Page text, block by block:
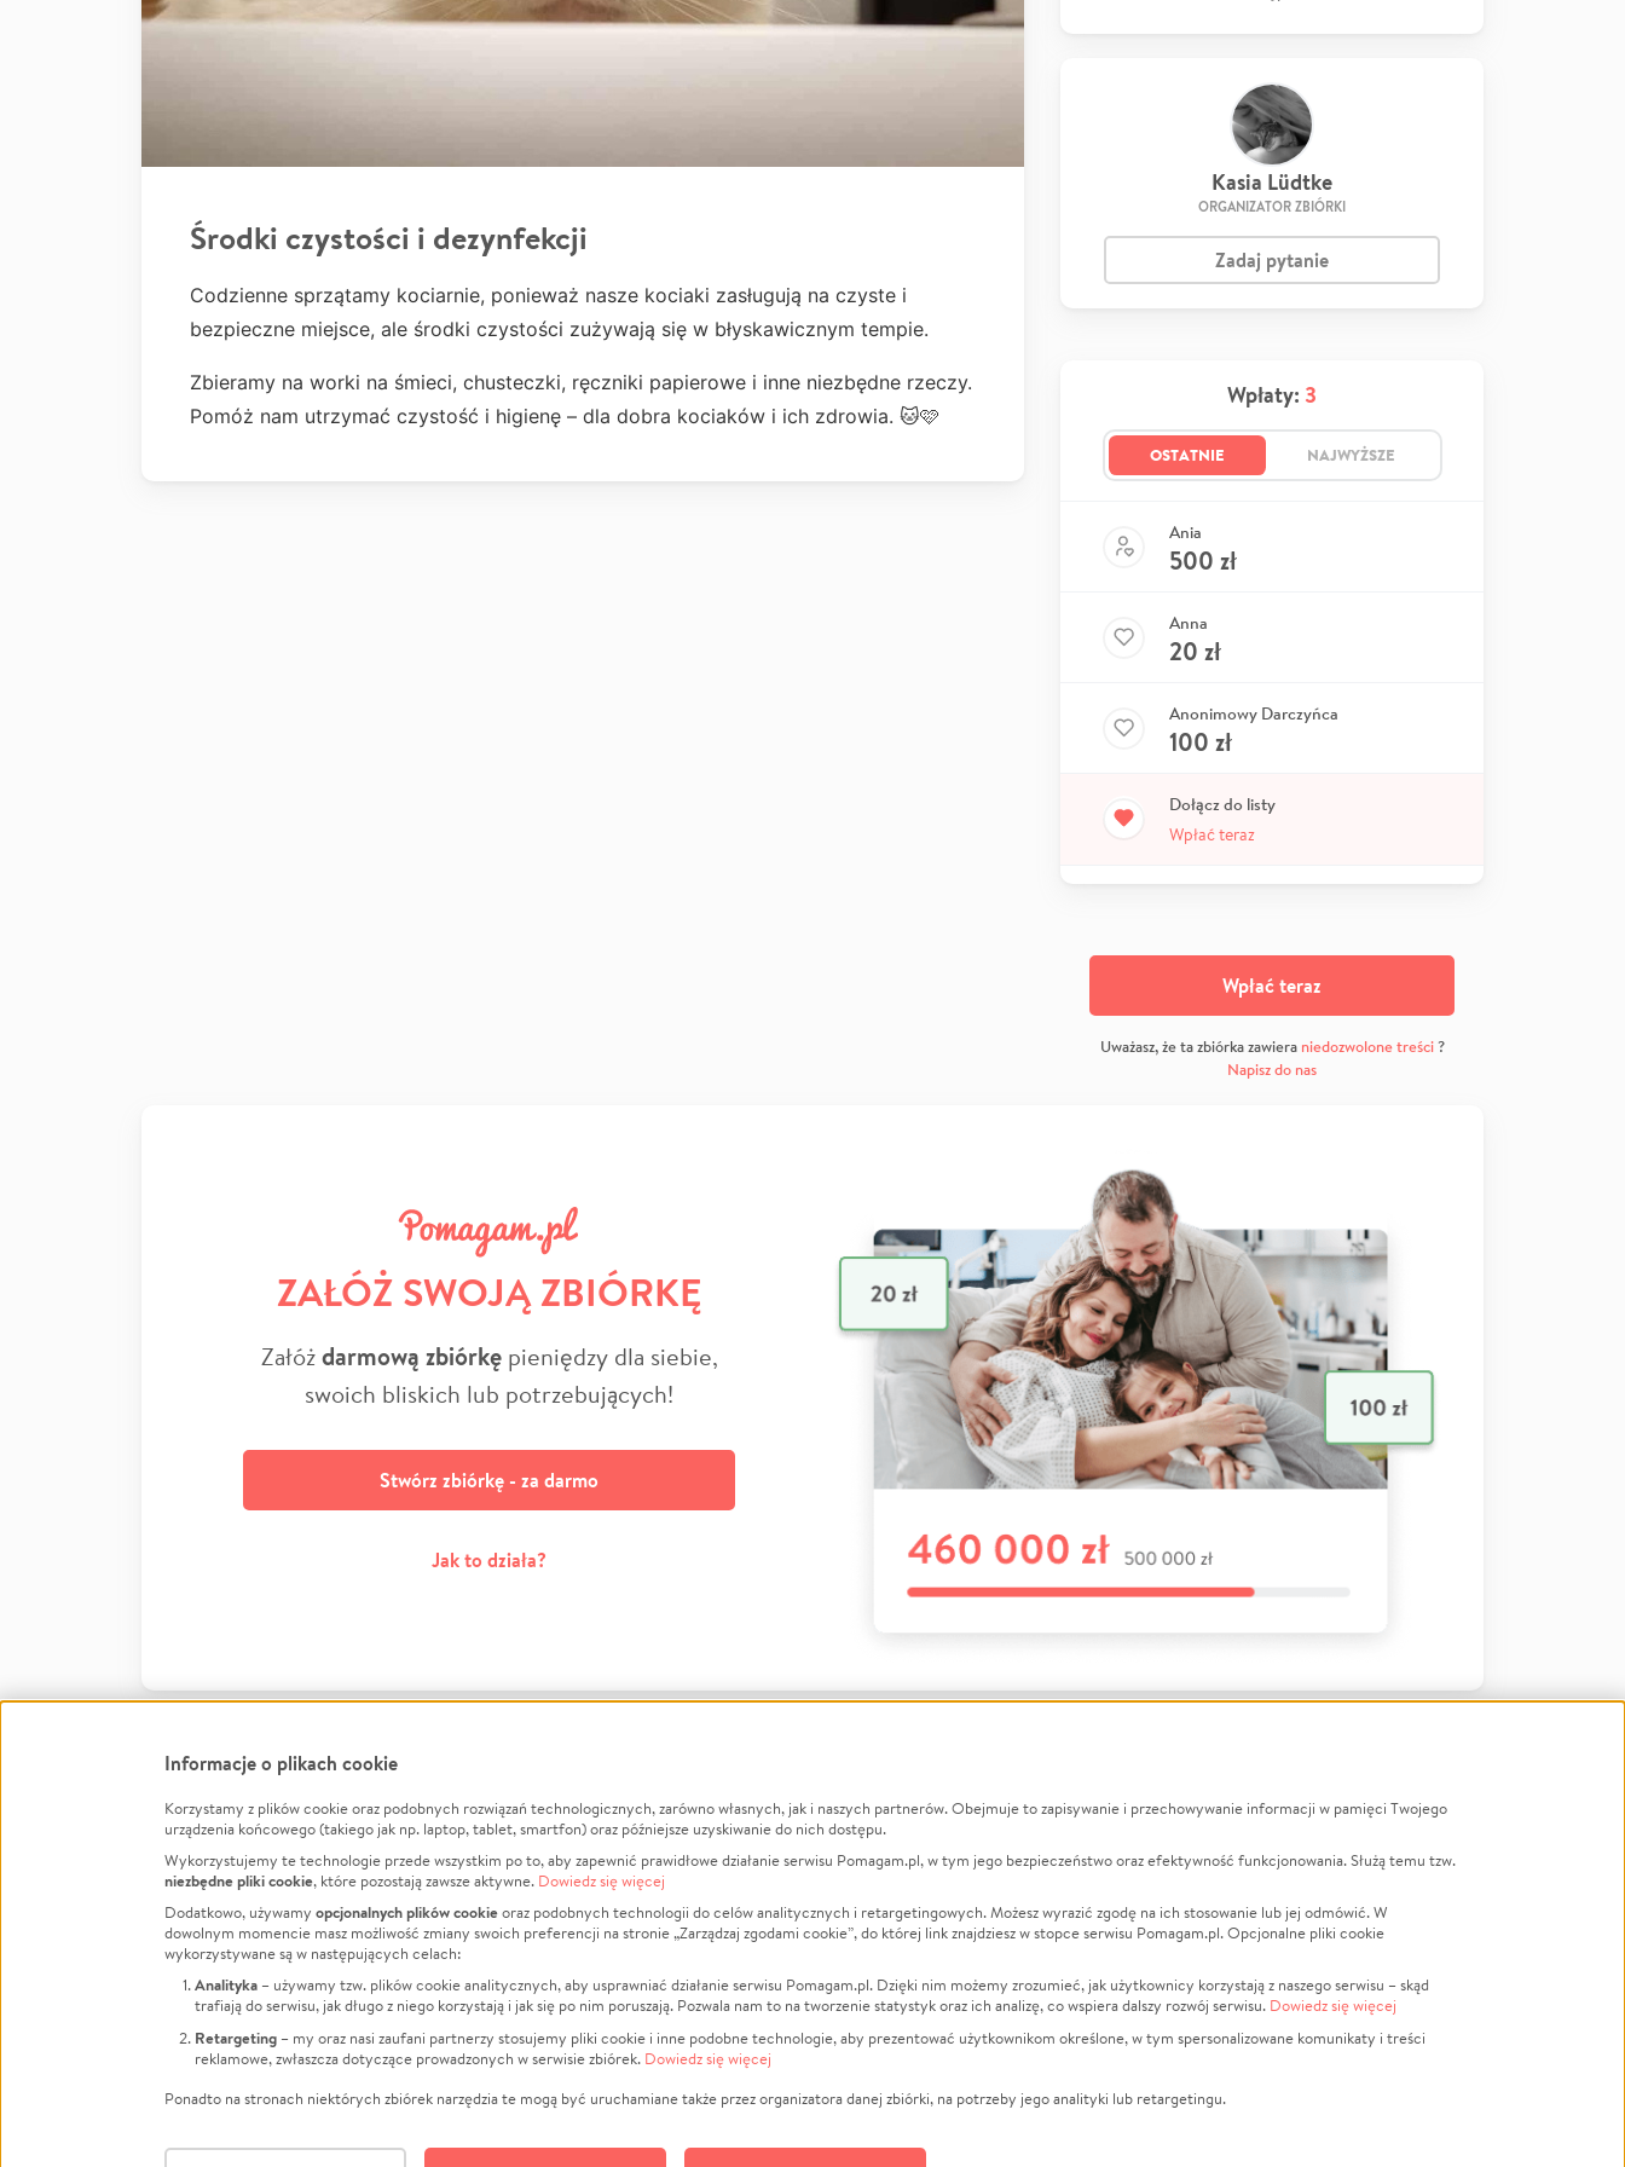
Środki czystości i dezynfekcji
Codzienne sprzątamy kociarnie, ponieważ nasze kociaki zasługują na czyste i
bezpieczne miejsce, ale środki czystości zużywają się w błyskawicznym tempie.
Zbieramy na worki na śmieci, chusteczki, ręczniki papierowe i inne niezbędne rzeczy.
Pomóż nam utrzymać czystość i higienę – dla dobra kociaków i ich zdrowia. 🐱🩷
Kasia Lüdtke
ORGANIZATOR ZBIÓRKI
Zadaj pytanie
Wpłaty: 3
OSTATNIE NAJWYŻSZE
Ania
500 zł
Anna
20 zł
Anonimowy Darczyńca
100 zł
Dołącz do listy
Wpłać teraz
Wpłać teraz
Uważasz, że ta zbiórka zawiera niedozwolone treści?
Napisz do nas
ZAŁÓŻ SWOJĄ ZBIÓRKĘ
Załóżdarmową zbiórkępieniędzy dla siebie,
swoich bliskich lub potrzebujących!
Stwórz zbiórkę - za darmo
Jak to działa?
FacebookTwitter Instagram
LinkedInTikTok Youtube
Informacje
Jak to działa?
Regulamin
Polityka Prywatności
Kontakt
Porównanie serwisów
Polityka plików cookie
Zarządzaj zgodami cookie
O nas
Opinie
Raporty
Za darmo
Dla NGO
Fundacja Pomagam.pl
Zbieraj na
Leczenie
Zwierzęta
Pożar
Sport
Pomoc Finansowa
Pogrzeb
LGBTQ+
Powódź
Wichura
Religia
Edukacja
Informacje o plikach cookie
Korzystamy z plików cookie oraz podobnych rozwiązań technologicznych, zarówno własnych, jak i naszych partnerów. Obejmuje to zapisywanie i przechowywanie informacji w pamięci Twojego
urządzenia końcowego (takiego jak np. laptop, tablet, smartfon) oraz późniejsze uzyskiwanie do nich dostępu.
Wykorzystujemy te technologie przede wszystkim po to, aby zapewnić prawidłowe działanie serwisu Pomagam.pl, w tym jego bezpieczeństwo oraz efektywność funkcjonowania. Służą temu tzw.
niezbędne pliki cookie, które pozostają zawsze aktywne. Dowiedz się więcej
Dodatkowo, używamy opcjonalnych plików cookieoraz podobnych technologii do celów analitycznych i retargetingowych. Możesz wyrazić zgodę na ich stosowanie lub jej odmówić. W
dowolnym momencie masz możliwość zmiany swoich preferencji na stronie „Zarządzaj zgodami cookie”, do której link znajdziesz w stopce serwisu Pomagam.pl. Opcjonalne pliki cookie
wykorzystywane są w następujących celach:
Analityka – używamy tzw. plików cookie analitycznych, aby usprawniać działanie serwisu Pomagam.pl. Dzięki nim możemy zrozumieć, jak użytkownicy korzystają z naszego serwisu – skąd
trafiają do serwisu, jak długo z niego korzystają i jak się po nim poruszają. Pozwala nam to na tworzenie statystyk oraz ich analizę, co wspiera dalszy rozwój serwisu. Dowiedz się więcej
Retargeting – my oraz nasi zaufani partnerzy stosujemy pliki cookie i inne podobne technologie, aby prezentować użytkownikom określone, w tym spersonalizowane komunikaty i treści
reklamowe, zwłaszcza dotyczące prowadzonych w serwisie zbiórek. Dowiedz się więcej
Ponadto na stronach niektórych zbiórek narzędzia te mogą być uruchamiane także przez organizatora danej zbiórki, na potrzeby jego analityki lub retargetingu.